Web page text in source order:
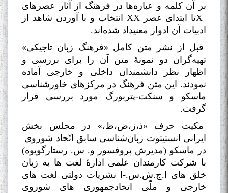
بر آن کلمه و عباره‌ها در فرهنگ از آثار عصرهای
Xتا ابتدای عصرXX انتخاب و با آوردن شاهد از
ادبیات آن ادوار معنیداد شده‌اند.
قبل از نشر متن کامل «فرهنگ زبان تاجیکی»
تهیه‌گران دو نمونۀ متن آن را برای بررسی و
اظهار نظر دانشمندان داخلی و خارجی آماده
نمودند. این متن فرهنگ در مرکزهای خاورشناسی
ماسکو و سنکت-پتربورگ مورد بررسی قرار
گرفت.
مکیت حرف «ذ،ز،ض،ظ،» در مجلس بخش
ایرانی انستیتوت زبان‌شناسی سابق اتّحاد شوروی
در ماسکو (مدیرش پروفسور و. س. رستارگویوه)
با شرکت کارمندان علمی ادارۀ لغت ها به زبان
خلق های ا.ج.ش.س.-ا نشریات دولتی لغت های
خارجی و ملّی اتحادجمهوری های شوروی